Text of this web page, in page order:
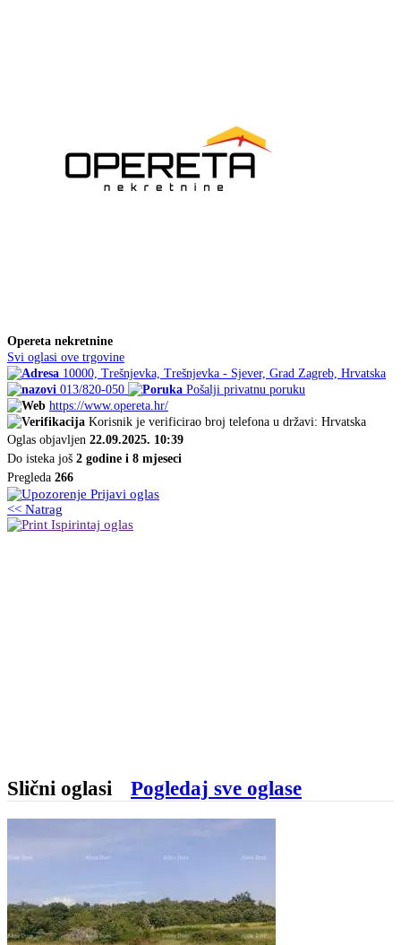
Opereta nekretnine
Svi oglasi ove trgovine
10000, Trešnjevka, Trešnjevka - Sjever, Grad Zagreb, Hrvatska
013/820-050
Pošalji privatnu poruku
https://www.opereta.hr/
Korisnik je verificirao broj telefona u državi: Hrvatska
Oglas objavljen 22.09.2025. 10:39
Do isteka još 2 godine i 8 mjeseci
Pregleda 266
Prijavi oglas
<< Natrag
Ispirintaj oglas
Slični oglasi Pogledaj sve oglase